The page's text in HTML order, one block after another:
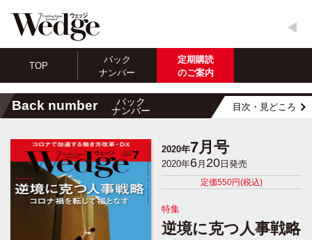
TOP
バック
ナンバー
定期購読
のご案内
Back number
バック
ナンバー
目次・見どころ
2020年7月号
2020年6月 20日発売
定価550円(税込)
特集
逆境に克つ人事戦略